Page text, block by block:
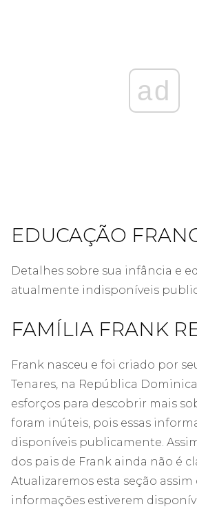
ad
EDUCAÇÃO
Detalhes sobre sua infância e
atualmente indisponíveis
FAMÍLIA FRANK
Frank nasceu e foi criado por
Tenares, na República
esforços para descobrir mais
foram inúteis, pois essas
disponíveis publicamente.
dos pais de Frank ainda não é
Atualizaremos esta seção assim
informações estiverem